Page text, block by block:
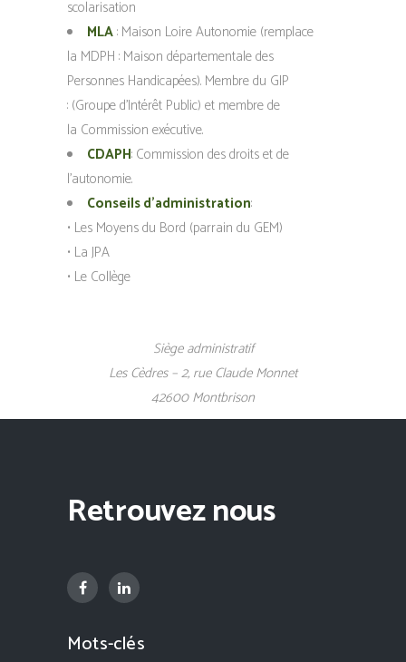
scolarisation
MLA: Maison Loire Autonomie (remplace
la MDPH : Maison départementale des
Personnes Handicapées). Membre du GIP
: (Groupe d’Intérêt Public) et membre de
la Commission exécutive.
CDAPH: Commission des droits et de
l’autonomie.
Conseils d’administration:
• Les Moyens du Bord (parrain du GEM)
• La JPA
• Le Collège
Siège administratif
Les Cèdres – 2, rue Claude Monnet
42600 Montbrison
Retrouvez nous
Mots-clés